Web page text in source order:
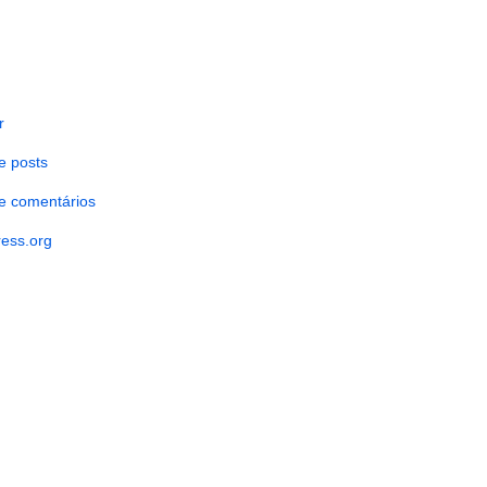
posts
comentários